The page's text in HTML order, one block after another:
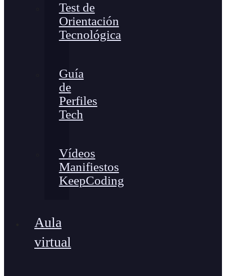
Test de
Orientación
Tecnológica
Guía
de
Perfiles
Tech
Vídeos
Manifiestos
KeepCoding
Aula
virtual